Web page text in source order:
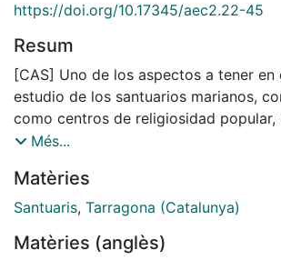
https://doi.org/10.17345/aec2.22-45
Resum
[CAS] Uno de los aspectos a tener en
estudio de los santuarios marianos,
como centros de religiosidad popular,
denominado ecológico, es decir, las
insertos, contempladas desde un
geográfico. En este sentido hay que
como situación en el contexto general
Més...
Matèries
Santuaris, Tarragona (Catalunya)
Matèries (anglès)